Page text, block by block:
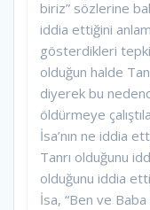
biriz” sözlerine
iddia ettiğini
gösterdikleri
olduğun halde
diyerek bu
öldürmeye
İsa’nın ne iddia
Tanrı olduğunu
olduğunu iddia
İsa, “Ben ve